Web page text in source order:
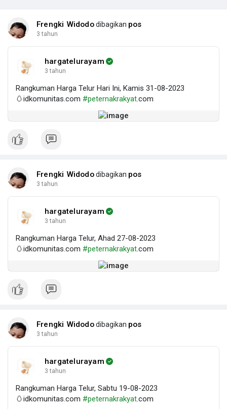
Frengki Widododibagikan pos
3 tahun
hargatelurayam
3 tahun
Rangkuman Harga Telur Hari Ini, Kamis 31-08-2023
🥚idkomunitas.com #peternakrakyat.com
Frengki Widododibagikan pos
3 tahun
hargatelurayam
3 tahun
Rangkuman Harga Telur, Ahad 27-08-2023
🥚idkomunitas.com #peternakrakyat.com
Frengki Widododibagikan pos
3 tahun
hargatelurayam
3 tahun
Rangkuman Harga Telur, Sabtu 19-08-2023
🥚idkomunitas.com #peternakrakyat.com